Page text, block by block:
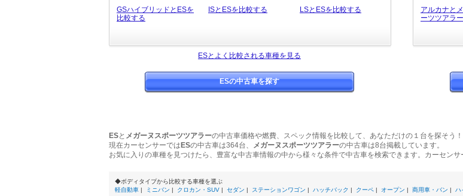
GSハイブリッドとESを
比較する
ISとESを比較する LSとESを比較する
アルカナと
ーツツアラ
ESとよく比較される車種を見る
ESの中古車を探す
ESと メガーヌスポーツツアラーの中古車価格や燃費、スペック情報を比較して、あなただけの１台を探そう！
現在カーセンサーでは ESの中古車は364台、 メガーヌスポーツツアラーの中古車は8台掲載しています。
お気に入りの車種を見つけたら、豊富な中古車情報の中から様々な条件で中古車を検索できます。カーセン
◆ボディタイプから比較する車種を選ぶ
軽自動車 | ミニバン | クロカン・SUV | セダン | ステーションワゴン | ハッチバック | クーペ | オープン | 商用車・バン | ハ